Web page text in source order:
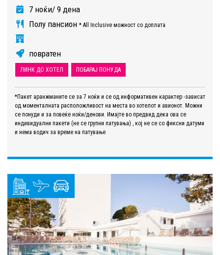
7 ноќи/ 9 дена
Полу пансион * All Inclusive можност со доплата
повратен
ЛИНК ДО ХОТЕЛ ПОБАРАЈ ПОНУДА
*Пакет аранжманите се за 7 ноќи и се од информативен карактер -зависат
од моменталната расположливост на места во хотелот и авионот. Можни
се понуди и за повеќе ноќи/денови. Имајте во предвид дека ова се
индивидуални пакети (не се групни патувања) , кој не се со фиксни датуми
и нема водич за време на патување